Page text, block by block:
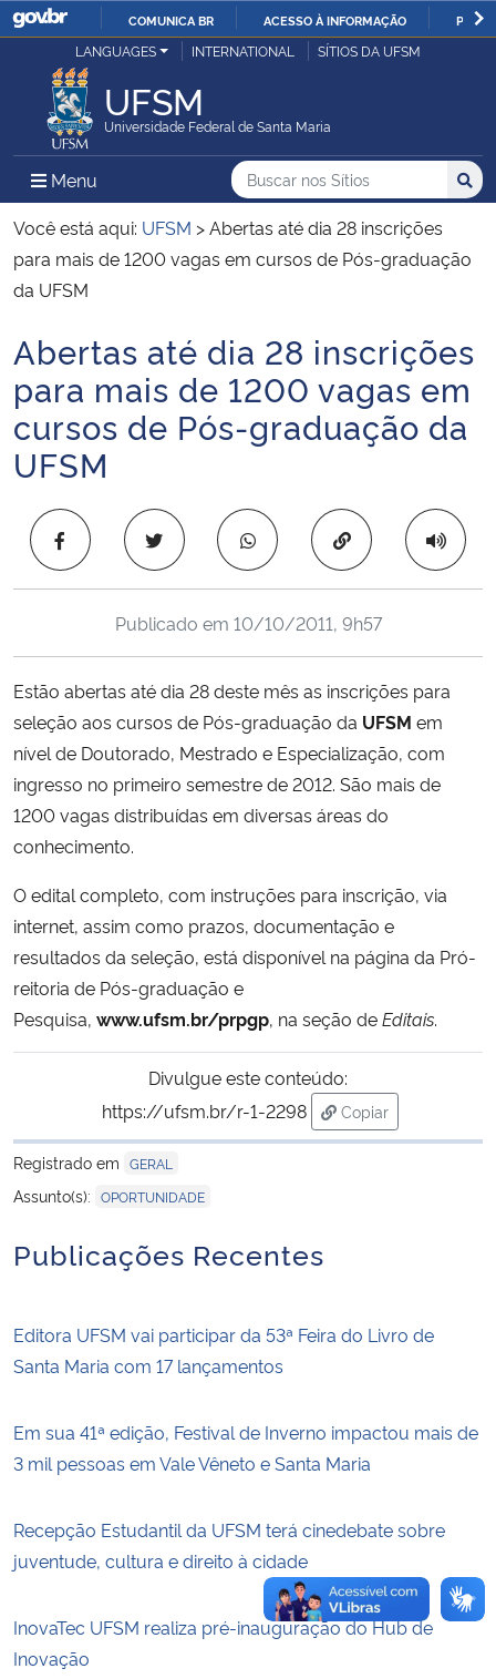
IR
COMUNICA BR ACESSO À INFORMAÇÃO
Ministério da Justiça e Segurança Pública
Ministério da Defesa
Ministério das Relações Exteriores
Ministério da Economia
Ministério da Infraestrutura
Ministério da Agricultura, Pecuária e Abastecimento
Ministério da Educação
Ministério da Cidadania
Ministério da Saúde
Ministério de Minas e Energia
Ministério da Ciência, Tecnologia, Inovações e Comunicações
Ministério do Meio Ambiente
Ministério do Turismo
Controladoria-Geral da União
Ministério da Mulher, da Família e dos Direitos Humanos
Secretaria de Governo
Gabinete de Segurança Institucional
Planalto
LANGUAGES INTERNATIONAL SÍTIOS DA UFSM
UFSM
Universidade Federal de Santa Maria
Menu Menu Principal do Sítio
Busca
Buscar no nos Sítios
Busca:
Você está aqui: UFSM >Abertas até dia 28 inscrições
para mais de 1200 vagas em cursos de Pós-graduação
da UFSM
Início do conteúdo
Abertas até dia 28 inscrições
para mais de 1200 vagas em
cursos de Pós-graduação da
UFSM
Copiar para área
Publicado em 10/10/2011, 9h57
Estão abertas até dia 28 deste mês as inscrições para
seleção aos cursos de Pós-graduação da UFSM em
nível de Doutorado, Mestrado e Especialização, com
ingresso no primeiro semestre de 2012. São mais de
1200 vagas distribuídas em diversas áreas do
conhecimento.
O edital completo, com instruções para inscrição, via
internet, assim como prazos, documentação e
resultados da seleção, está disponível na página da Pró-
reitoria de Pós-graduação e
Pesquisa, www.ufsm.br/prpgp, na seção deEditais.
Divulgue este conteúdo:
https://ufsm.br/r-1-2298
Copiar
para área de
Registrado em GERAL
Assunto(s): OPORTUNIDADE
Publicações Recentes
Editora UFSM vai participar da 53ª Feira do Livro de
Santa Maria com 17 lançamentos
Em sua 41ª edição, Festival de Inverno impactou mais de
3 mil pessoas em Vale Vêneto e Santa Maria
Recepção Estudantil da UFSM terá cinedebate sobre
juventude, cultura e direito à cidade
InovaTec UFSM realiza pré-inauguração do Hub de
Inovação